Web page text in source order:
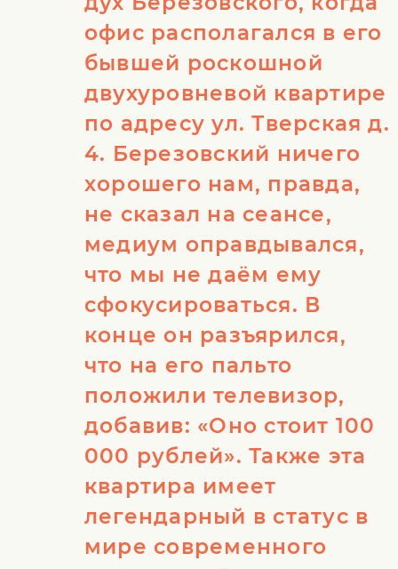
офис располагался в его
бывшей роскошной
двухуровневой квартире
по адресу ул. Тверская д.
4. Березовский ничего
хорошего нам, правда,
не сказал на сеансе,
медиум оправдывался,
что мы не даём ему
сфокусироваться. В
конце он разъярился,
что на его пальто
положили телевизор,
добавив: «Оно стоит 100
000 рублей». Также эта
квартира имеет
легендарный в статус в
мире современного